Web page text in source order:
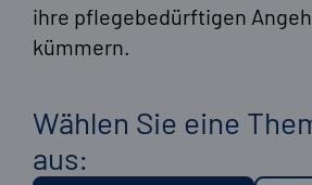
ihre pflegebedürftigen
kümmern.
Wählen Sie eine
aus: